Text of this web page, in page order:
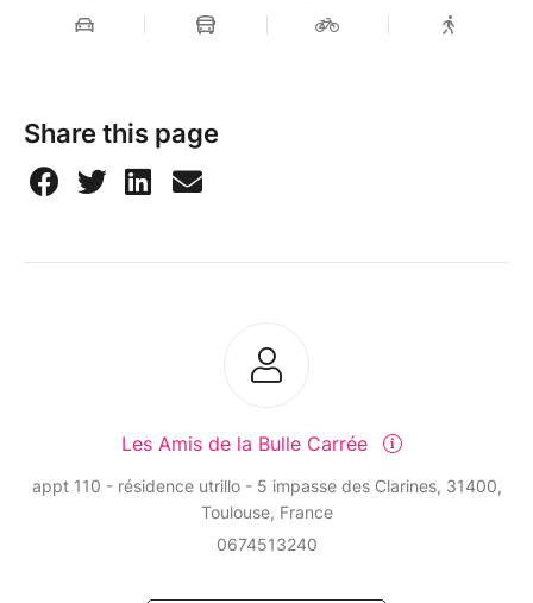
Share this page
Les Amis de la Bulle Carrée
appt 110 - résidence utrillo - 5 impasse des Clarines, 31400,
Toulouse, France
0674513240